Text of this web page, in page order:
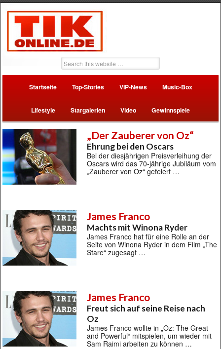
Startseite Top-Stories VIP-News Music-Box
Lifestyle Stargalerien Video Gewinnspiele
„Der Zauberer von Oz“
Ehrung bei den Oscars
Bei der diesjährigen Preisverleihung der
Oscars wird das 70-jährige Jubiläum vom
„Zauberer von Oz“ gefeiert …
James Franco
Machts mit Winona Ryder
James Franco hat für eine Rolle an der
Seite von Winona Ryder in dem Film „The
Stare“ zugesagt …
James Franco
Freut sich auf seine Reise nach
Oz
James Franco wollte in „Oz: The Great
and Powerful“ mitspielen, um wieder mit
Sam Raimi arbeiten zu können …